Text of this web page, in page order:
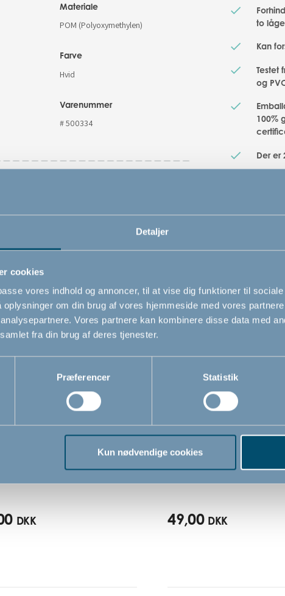
Detaljer
cookies
vores indhold og annoncer, til at vise dig funktioner til
om din brug af vores hjemmeside med vores
Vores partnere kan kombinere disse data med
fra din brug af deres tjenester.
Præferencer Statistik
Kun nødvendige cookies
Materiale
POM (Polyoxymethylen)
Farve
Hvid
Varenummer
# 500334
to
Kan
Testet
og
100%
Der er
DKK 49,00 DKK